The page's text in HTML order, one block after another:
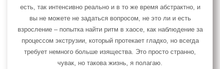
есть, так интенсивно реально и в то же время абстрактно, и
вы не можете не задаться вопросом, не это ли и есть
взросление – попытка найти ритм в хаосе, как наблюдение за
процессом экструзии, который протекает гладко, но всегда
требует немного больше изящества. Это просто странно,
чувак, но такова жизнь, я полагаю.